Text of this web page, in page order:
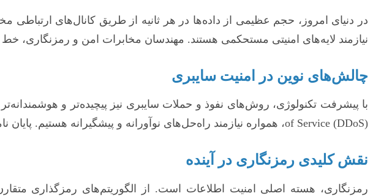
در دنیای امروز، حجم عظیمی از داده‌ها در هر ثانیه از طریق کانال‌های
نیازمند لایه‌های امنیتی مستحکمی هستند. مهندسان مخابرات امن و
چالش‌های نوین در امنیت سایبری
of Service (DDoS)، همواره نیازمند راه‌حل‌های نوآورانه و پیشگیرانه هستیم. پایان نامه‌های کارشناسی ارشد در این حوزه، به بررسی این چالش‌ها و ارائه راهکارهای بدیع می‌پردازند.
نقش کلیدی رمزنگاری در آینده
رمزنگاری، هسته اصلی امنیت اطلاعات است. از الگوریتم‌های رمزگذاری